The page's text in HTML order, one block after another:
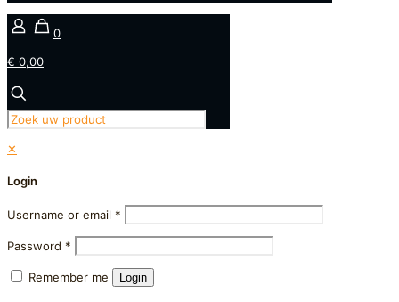
0
€ 0,00
✕
Login
Username or email *
Password *
Remember me Login